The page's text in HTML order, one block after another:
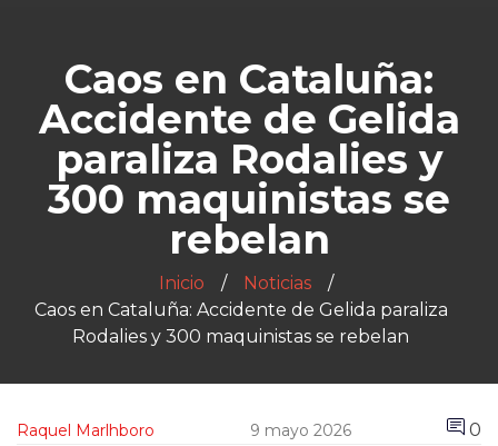
Caos en Cataluña:
Accidente de Gelida
paraliza Rodalies y
300 maquinistas se
rebelan
Inicio
Noticias
Caos en Cataluña: Accidente de Gelida paraliza
Rodalies y 300 maquinistas se rebelan
Raquel Marlhboro 9 mayo 2026 0